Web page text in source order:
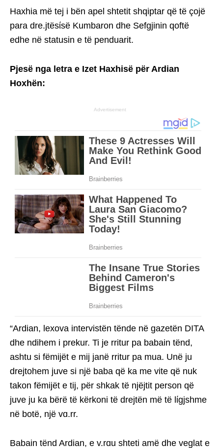
Haxhia më tej i bën apel shtetit shqiptar që të çojë
para dre.jtësίsë Kumbaron dhe Sefgjinin qoftë
edhe në statusin e të penduarit.
Pjesë nga letra e Izet Haxhisë për Ardian
Hoxhën:
Advertisement
“Ardian, lexova intervistën tënde në gazetën DITA
dhe ndihem i prekur. Ti je rritur pa babain tënd,
ashtu si fëmijët e mij janë rritur pa mua. Unë ju
drejtohem juve si një baba që ka me vite që nuk
takon fëmijët e tij, për shkak të njëjtit person që
juve ju ka bërë të kërkoni të drejtën më të lίgjshme
në botë, një vɑ.rr.
Babain tënd Ardian, e v.rɑu shteti amë dhe veglat e